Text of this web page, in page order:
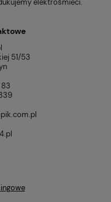
elektrośmieci.
51/53